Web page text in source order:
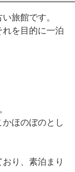
旅館です。
を目的に一泊
ほのぼのとし
り、素泊まり